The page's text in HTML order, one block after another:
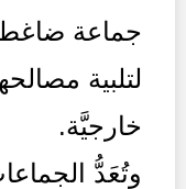
جماعة
لتلبية
خارجيَّة.
وتُعَدُّ